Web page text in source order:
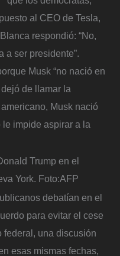
al CEO de Tesla,
respondió: “No,
a ser presidente”.
Musk “no nació en
de llamar la
Musk nació
impide aspirar a la
Trump en el
York. Foto:AFP
debatían en el
para evitar el cese
una discusión
esas mismas fechas,